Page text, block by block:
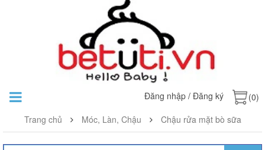
Đăng nhập / Đăng ký
(0)
Trang chủ
Móc, Làn, Chậu Chậu rửa mặt bò sữa